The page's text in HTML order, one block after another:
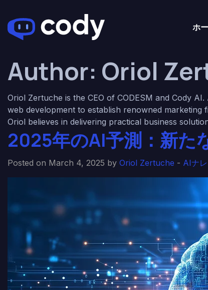
ホ
Author: Oriol
Oriol Zertuche is the CEO of CODESM and Cody
web development to establish renowned marketing
Oriol believes in delivering practical business
2025年のAI予測：新た
Posted on March 4, 2025 by Oriol Zertuche - AIナ